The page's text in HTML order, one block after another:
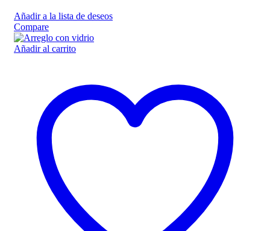
Añadir a la lista de deseos
Compare
Añadir al carrito